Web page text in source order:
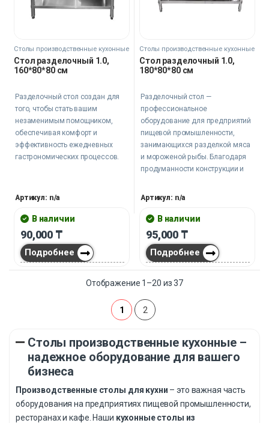
Столы производственные кухонные
Стол разделочный 1.0,
160*80*80 см
Разделочный стол создан для
того, чтобы стать вашим
незаменимым помощником,
обеспечивая комфорт и
эффективность ежедневных
гастрономических процессов.
Артикул: n/a
В наличии
90,000 ₸
Подробнее
Столы производственные кухонные
Стол разделочный 1.0,
180*80*80 см
Разделочный стол —
профессиональное
оборудование для предприятий
пищевой промышленности,
занимающихся разделкой мяса
и мороженой рыбы. Благодаря
продуманности конструкции и
материалам он существенно
Артикул: n/a
В наличии
95,000 ₸
Подробнее
Отображение 1–20 из 37
1 2
Столы производственные кухонные –
надежное оборудование для вашего
бизнеса
Производственные столы для кухни – это важная часть
оборудования на предприятиях пищевой промышленности,
ресторанах и кафе. Наши кухонные столы из